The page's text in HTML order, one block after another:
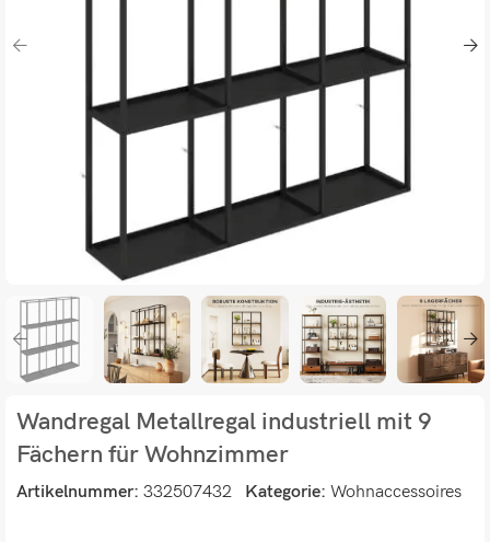
Wandregal Metallregal industriell mit 9
Fächern für Wohnzimmer
Artikelnummer: 332507432 Kategorie: Wohnaccessoires